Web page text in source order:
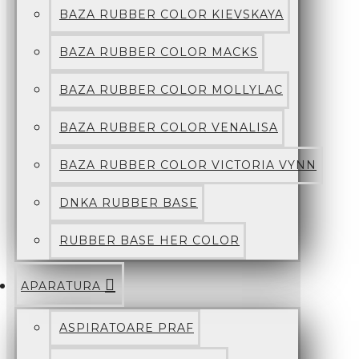
BAZA RUBBER COLOR KIEVSKAYA
BAZA RUBBER COLOR MACKS
BAZA RUBBER COLOR MOLLYLAC
BAZA RUBBER COLOR VENALISA
BAZA RUBBER COLOR VICTORIA VYNN
DNKA RUBBER BASE
RUBBER BASE HER COLOR
APARATURA
ASPIRATOARE PRAF